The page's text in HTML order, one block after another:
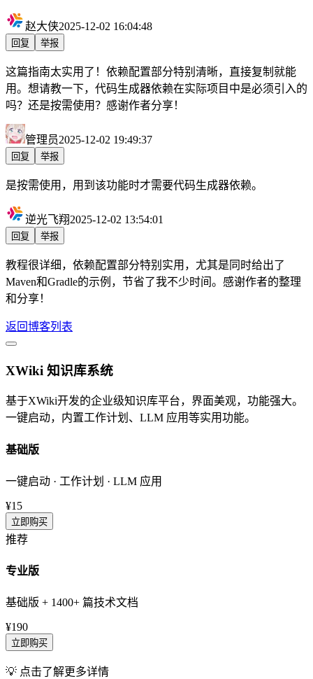
赵大侠2025-12-02 16:04:48
回复 举报
这篇指南太实用了！依赖配置部分特别清晰，直接复制就能
用。想请教一下，代码生成器依赖在实际项目中是必须引入的
吗？还是按需使用？感谢作者分享！
管理员2025-12-02 19:49:37
回复 举报
是按需使用，用到该功能时才需要代码生成器依赖。
逆光飞翔2025-12-02 13:54:01
回复 举报
教程很详细，依赖配置部分特别实用，尤其是同时给出了
Maven和Gradle的示例，节省了我不少时间。感谢作者的整理
和分享！
返回博客列表
XWiki 知识库系统
基于XWiki开发的企业级知识库平台，界面美观，功能强大。
一键启动，内置工作计划、LLM 应用等实用功能。
基础版
一键启动 · 工作计划 · LLM 应用
¥15
立即购买
推荐
专业版
基础版 + 1400+ 篇技术文档
¥190
立即购买
💡 点击了解更多详情